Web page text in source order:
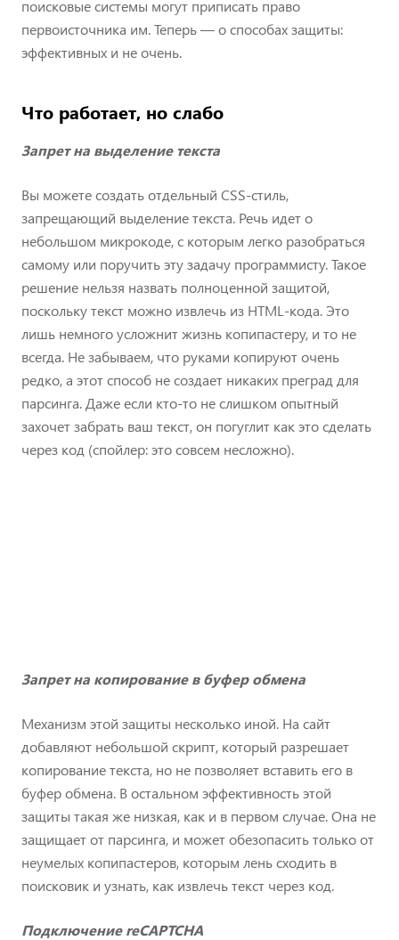
поисковые системы могут приписать право
первоисточника им. Теперь — о способах защиты:
эффективных и не очень.
Что работает, но слабо
Запрет на выделение текста
Вы можете создать отдельный CSS-стиль,
запрещающий выделение текста. Речь идет о
небольшом микрокоде, с которым легко разобраться
самому или поручить эту задачу программисту. Такое
решение нельзя назвать полноценной защитой,
поскольку текст можно извлечь из HTML-кода. Это
лишь немного усложнит жизнь копипастеру, и то не
всегда. Не забываем, что руками копируют очень
редко, а этот способ не создает никаких преград для
парсинга. Даже если кто-то не слишком опытный
захочет забрать ваш текст, он погуглит как это сделать
через код (спойлер: это совсем несложно).
Запрет на копирование в буфер обмена
Механизм этой защиты несколько иной. На сайт
добавляют небольшой скрипт, который разрешает
копирование текста, но не позволяет вставить его в
буфер обмена. В остальном эффективность этой
защиты такая же низкая, как и в первом случае. Она не
защищает от парсинга, и может обезопасить только от
неумелых копипастеров, которым лень сходить в
поисковик и узнать, как извлечь текст через код.
Подключение reCAPTCHA